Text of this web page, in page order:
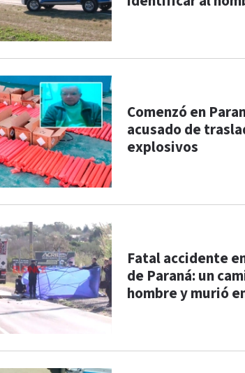
Comenzó en
acusado de
explosivos
Fatal accidente
de Paraná: un
hombre y murió